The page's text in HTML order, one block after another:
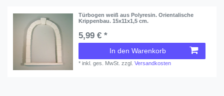
Türbogen weiß aus Polyresin. Orientalische
Krippenbau. 15x11x1,5 cm.
5,99 € *
In den Warenkorb
*inkl. ges. MwSt. zzgl.Versandkosten